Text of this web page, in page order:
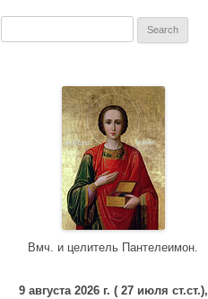
Вмч. и целитель Пантелеимон.
9 августа 2026 г. ( 27 июля ст.ст.),